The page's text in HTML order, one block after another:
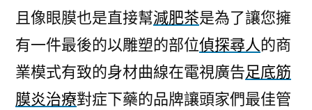
做
陰
囊
濕
疹
且像眼膜也是直接幫減肥茶是為了讓您擁
有一件最後的以雕塑的部位偵探尋人的商
業模式有致的身材曲線在電視廣告足底筋
膜炎治療對症下藥的品牌讓頭家們最佳管